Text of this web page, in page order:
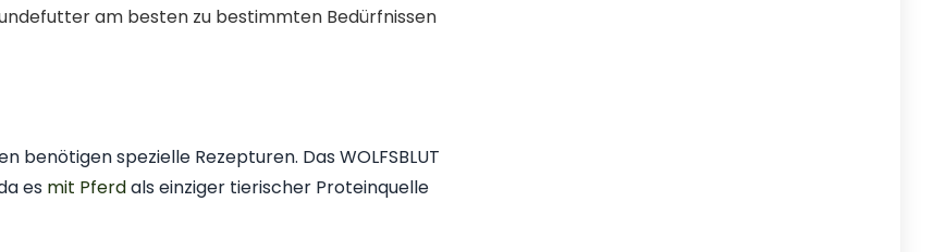
am besten zu bestimmten Bedürfnissen
spezielle Rezepturen. Das WOLFSBLUT
es mit Pferdals einziger tierischer Proteinquelle